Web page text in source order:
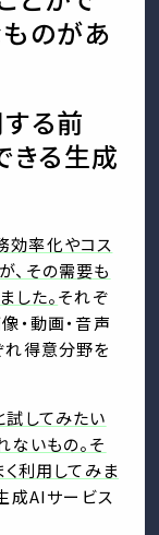
ものがあ
る前
きる生成
効率化やコス
、その需要も
した。それぞ
・動画・音声
れ得意分野を
試してみたい
いもの。そ
く利用してみま
成AIサービス